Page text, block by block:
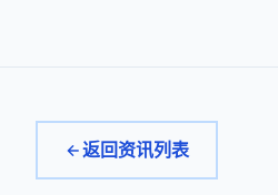
返回资讯列表